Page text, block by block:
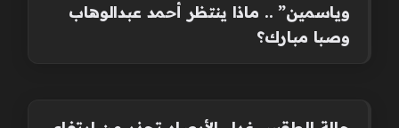
وياسمين” .. ماذا ينتظر أحمد عبدالوهاب
وصبا مبارك؟